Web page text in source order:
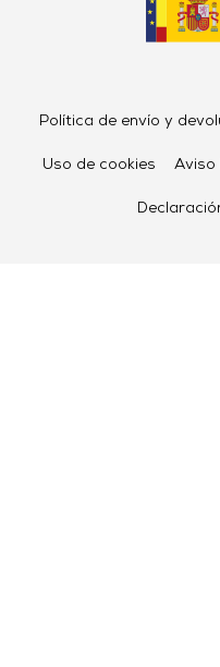
Política de envío y
Uso de cookies Aviso